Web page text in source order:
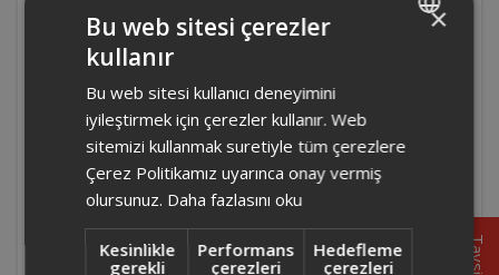
OK0028 - Arzum Okka Espresso Pro M Tam
Otomatik Espresso Makinesi'nde demleme
ünitesi çıkartılıp takıldıktan sonra kırmızı
ışık hala yanıyor ise ne yapılmalıdır?
OK0028 - Arzum Okka Espresso Pro M Tam
ünitesi bloke olduğunda hangi düğmeye
basılmalıdır?
×
Bu web sitesi çerezler
kullanır
Bu web sitesi kullanıcı deneyimini
iyileştirmek için çerezler kullanır. Web
sitemizi kullanmak suretiyle tüm çerezlere
Çerez Politikamız uyarınca onay vermiş
olursunuz. Daha fazlasını oku
Kesinlikle
gerekli
Performans
çerezleri
Hedefleme
çerezleri